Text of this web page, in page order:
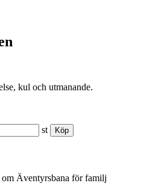
kul och utmanande.
st
Äventyrsbana för familj